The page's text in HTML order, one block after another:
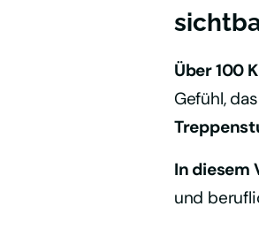
Über 100
Gefühl,
In diesem
und